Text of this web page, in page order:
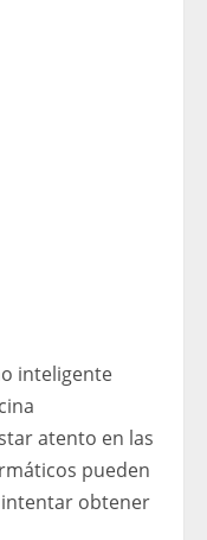
inteligente
atento en las
pueden
obtener